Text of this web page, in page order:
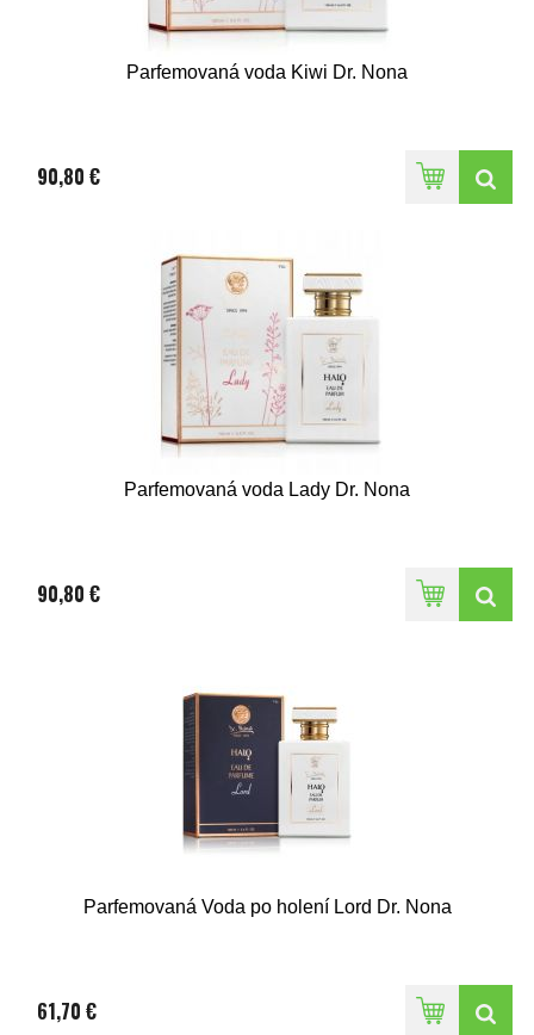
Parfemovaná voda Kiwi Dr. Nona
90,80 €
Parfemovaná voda Lady Dr. Nona
90,80 €
Parfemovaná Voda po holení Lord Dr. Nona
61,70 €